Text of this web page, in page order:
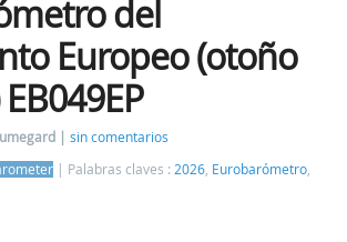
del
Europeo (otoño
sin comentarios
Palabras claves : 2026 Eurobarómetro